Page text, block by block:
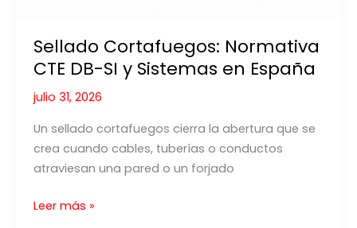
Sellado Cortafuegos: Normativa
CTE DB-SI y Sistemas en España
julio 31, 2026
Un sellado cortafuegos cierra la abertura que se
crea cuando cables, tuberías o conductos
atraviesan una pared o un forjado
Sellado
Leer más »